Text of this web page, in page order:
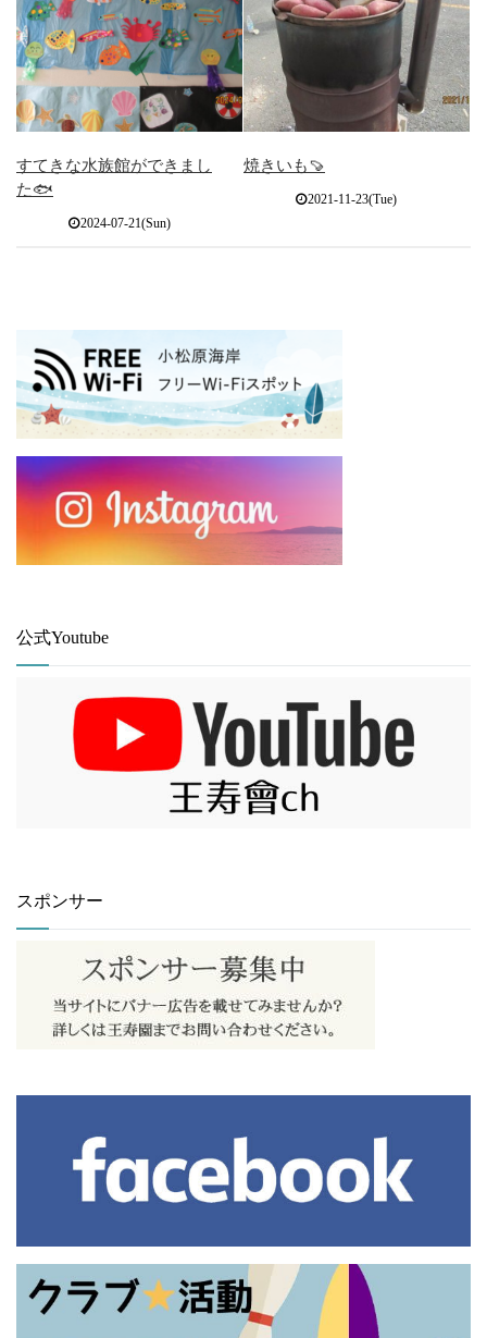
すてきな水族館ができまし
た🐟
2024-07-21(Sun)
焼きいも🍠
2021-11-23(Tue)
公式Youtube
スポンサー